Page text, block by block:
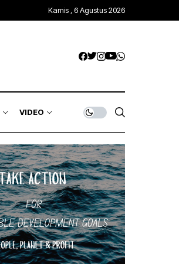
Kamis , 6 Agustus 2026
VIDEO